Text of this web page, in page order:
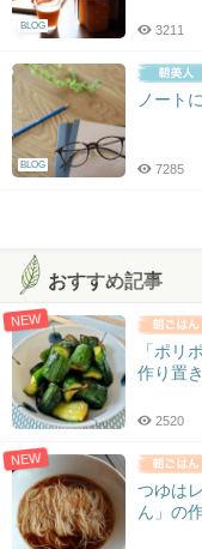
BLOG 3211
BLOG
ノート
7285
おすすめ記事
NEW
「ポリ
作り置
2520
NEW
つゆは
ん」の